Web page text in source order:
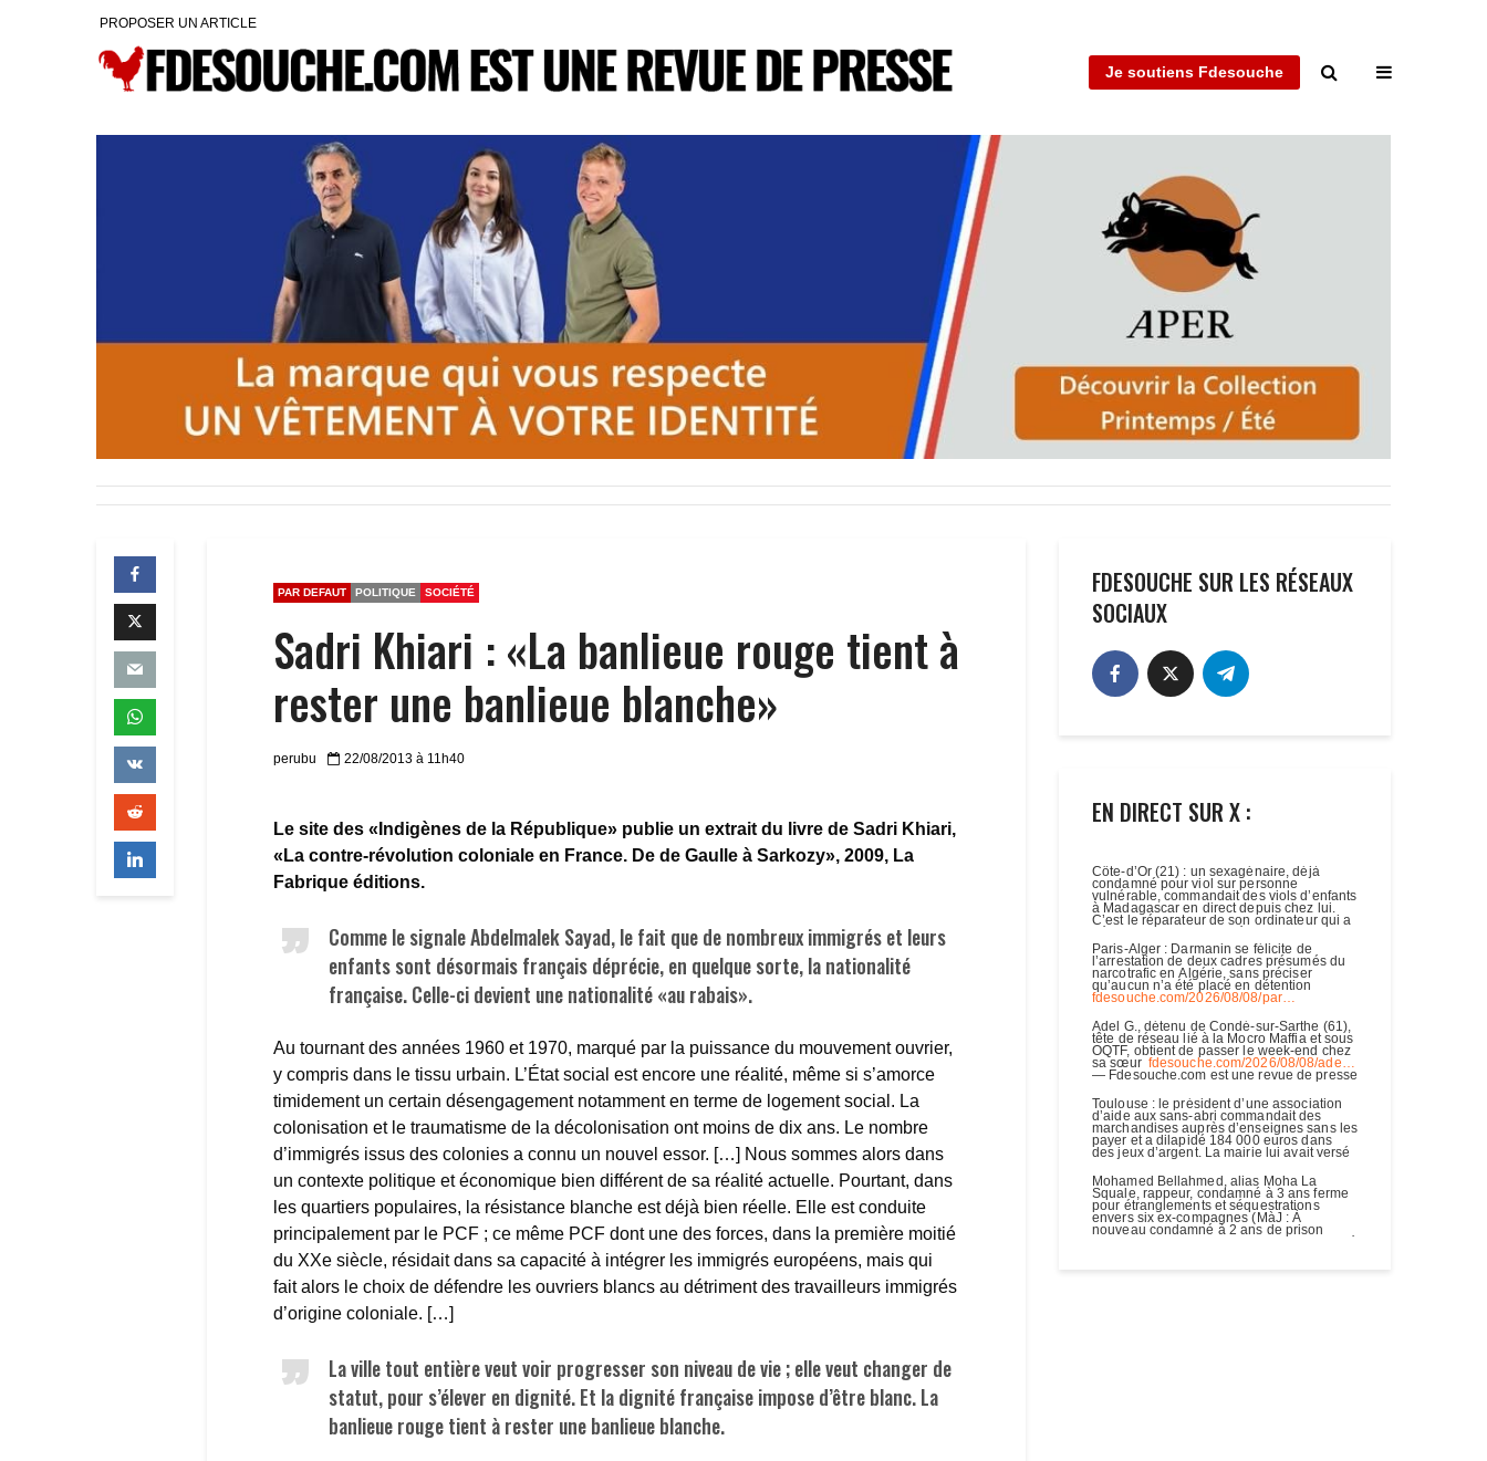
PROPOSER UN ARTICLE
Je soutiens Fdesouche
PAR DEFAUT POLITIQUE SOCIÉTÉ
Sadri Khiari : «La banlieue rouge tient à
rester une banlieue blanche»
perubu 22/08/2013 à 11h40
Le site des «Indigènes de la République» publie un extrait du livre de Sadri Khiari,
«La contre-révolution coloniale en France. De de Gaulle à Sarkozy», 2009, La
Fabrique éditions.
Comme le signale Abdelmalek Sayad, le fait que de nombreux immigrés et leurs
enfants sont désormais français déprécie, en quelque sorte, la nationalité
française. Celle-ci devient une nationalité «au rabais».
Au tournant des années 1960 et 1970, marqué par la puissance du mouvement ouvrier,
y compris dans le tissu urbain. L’État social est encore une réalité, même si s’amorce
timidement un certain désengagement notamment en terme de logement social. La
colonisation et le traumatisme de la décolonisation ont moins de dix ans. Le nombre
d’immigrés issus des colonies a connu un nouvel essor. […] Nous sommes alors dans
un contexte politique et économique bien différent de sa réalité actuelle. Pourtant, dans
les quartiers populaires, la résistance blanche est déjà bien réelle. Elle est conduite
principalement par le PCF ; ce même PCF dont une des forces, dans la première moitié
du XXe siècle, résidait dans sa capacité à intégrer les immigrés européens, mais qui
fait alors le choix de défendre les ouvriers blancs au détriment des travailleurs immigrés
d’origine coloniale. […]
La ville tout entière veut voir progresser son niveau de vie ; elle veut changer de
statut, pour s’élever en dignité. Et la dignité française impose d’être blanc. La
banlieue rouge tient à rester une banlieue blanche.
FDESOUCHE SUR LES RÉSEAUX
SOCIAUX
EN DIRECT SUR X :